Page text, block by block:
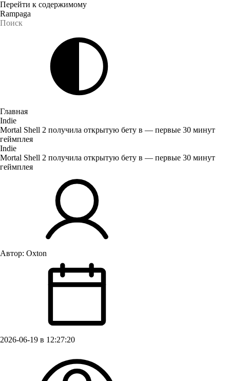
Перейти к содержимому
Rampaga
Главная
Indie
Mortal Shell 2 получила открытую бету в — первые 30 минут
геймплея
Indie
Mortal Shell 2 получила открытую бету в — первые 30 минут
геймплея
Автор: Oxton
2026-06-19 в 12:27:20